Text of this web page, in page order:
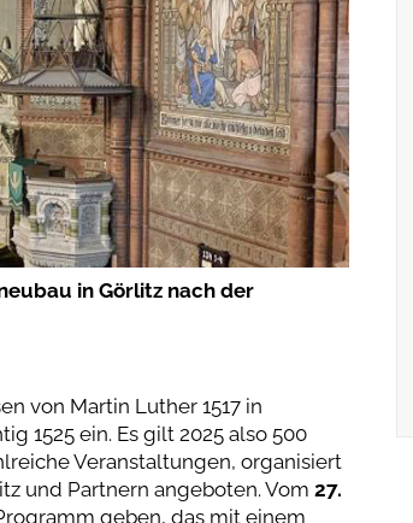
in Görlitz nach der
von Martin Luther 1517 in
1525 ein. Es gilt 2025 also 500
Veranstaltungen, organisiert
und Partnern angeboten. Vom 27.
geben, das mit einem